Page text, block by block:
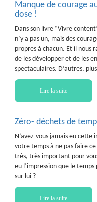
Manque de courage
dose !
Dans son livre “Vivre
n’y a pas un, mais des
propres à chacun. Et il nous
de les développer et de les
spectaculaires. D’autres,
Lire la suite
Zéro- déchets de
N’avez-vous jamais eu
votre temps à ne pas faire
très, très important pour
eu l’impression que le
sur lui ?
Lire la suite